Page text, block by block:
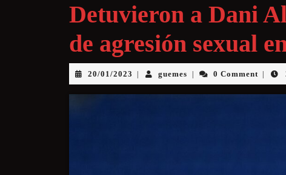
Detuvieron a Dani
de agresión sexual
20/01/2023 guemes 0 Comment